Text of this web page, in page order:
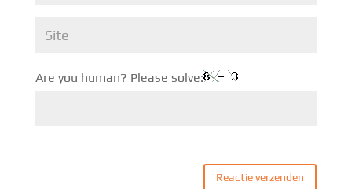
Are you human? Please solve: